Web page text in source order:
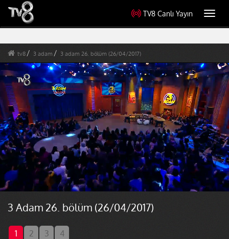
TV8 Canlı Yayın
tv8 3 adam 3 adam 26. bölüm (26/04/2017)
3 Adam 26. bölüm (26/04/2017)
1 2 3 4